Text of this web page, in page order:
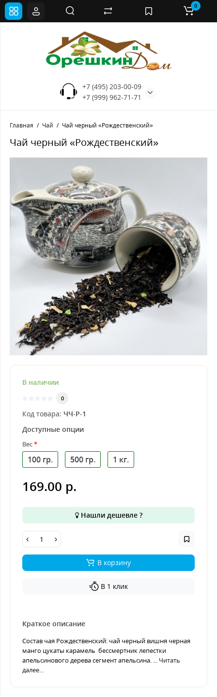
+7 (495) 203-00-09
+7 (999) 962-71-71
0
Главная Чай Чай черный «Рождественский»
Чай черный «Рождественский»
В наличии
0
Код товара: ЧЧ-Р-1
Доступные опции
Вес
100 гр. 500 гр. 1 кг.
169.00 р.
Нашли дешевле ?
В корзину
В 1 клик
Краткое описание
Состав чая Рождественский: чай черный вишня черная
манго цукаты карамель бессмертник лепестки
апельсинового дерева сегмент апельсина. ... Читать
далее...